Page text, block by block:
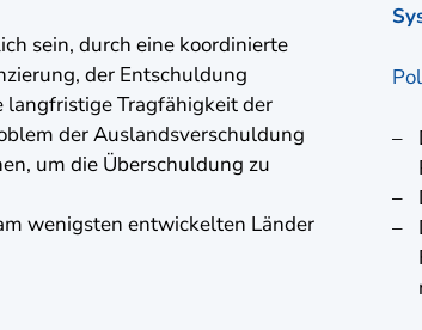
sein, durch eine koordinierte
der Entschuldung
langfristige Tragfähigkeit der
der Auslandsverschuldung
um die Überschuldung zu
wenigsten entwickelten Länder